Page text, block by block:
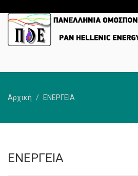
Αρχική ΕΝΕΡΓΕΙΑ
ΕΝΕΡΓΕΙΑ